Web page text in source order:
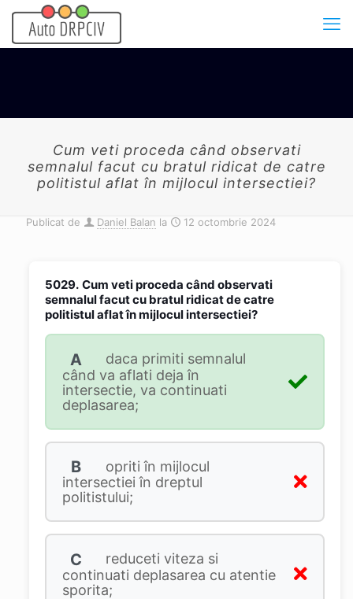
Cum veti proceda când observati
semnalul facut cu bratul ridicat de catre
politistul aflat în mijlocul intersectiei?
Publicat de Daniel Balan la 12 octombrie 2024
5029. Cum veti proceda când observati
semnalul facut cu bratul ridicat de catre
politistul aflat în mijlocul intersectiei?
A
daca primiti semnalul
când va aflati deja în
intersectie, va continuati
deplasarea;
B
opriti în mijlocul
intersectiei în dreptul
politistului;
C
reduceti viteza si
continuati deplasarea cu atentie
sporita;